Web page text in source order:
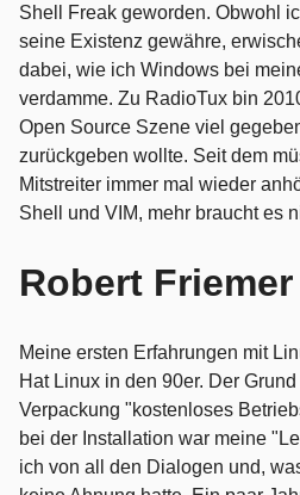
Shell Freak geworden. Obwohl
seine Existenz gewähre,
dabei, wie ich Windows bei
verdamme. Zu RadioTux bin
Open Source Szene viel
zurückgeben wollte. Seit dem
Mitstreiter immer mal wieder
Shell und VIM, mehr braucht es
Robert Friemer
Meine ersten Erfahrungen mit
Hat Linux in den 90er. Der
Verpackung "kostenloses
bei der Installation war meine
ich von all den Dialogen und,